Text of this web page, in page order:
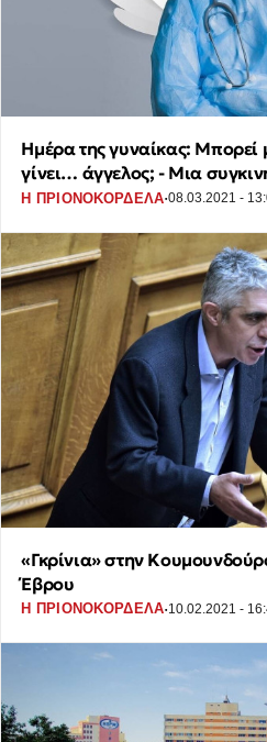
Ημέρα της γυναίκας: Μπορεί
γίνει… άγγελος; - Μια
Η ΠΡΙΟΝΟΚΟΡΔΕΛΑ·08.03.2021 -
«Γκρίνια» στην
Έβρου
Η ΠΡΙΟΝΟΚΟΡΔΕΛΑ·10.02.2021 -